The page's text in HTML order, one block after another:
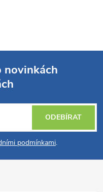
novinkách
podmínkami.
ODEBÍRAT